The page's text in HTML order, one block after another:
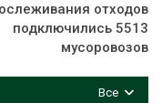
отходов
подключились 5513
мусоровозов
Все